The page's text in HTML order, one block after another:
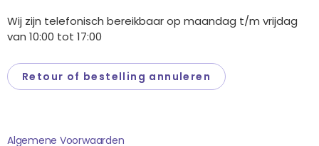
Wij zijn telefonisch bereikbaar op maandag t/m vrijdag
van 10:00 tot 17:00
Retour of bestelling annuleren
Algemene Voorwaarden